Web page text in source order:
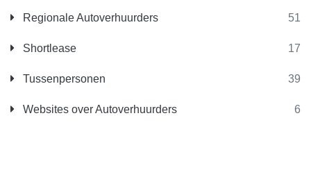
Regionale Autoverhuurders 51
Shortlease 17
Tussenpersonen 39
Websites over Autoverhuurders 6